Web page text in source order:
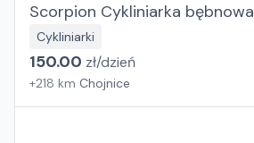
Scorpion Cykliniarka bębnowa
Cykliniarki
150.00 zł/dzień
+218 km Chojnice